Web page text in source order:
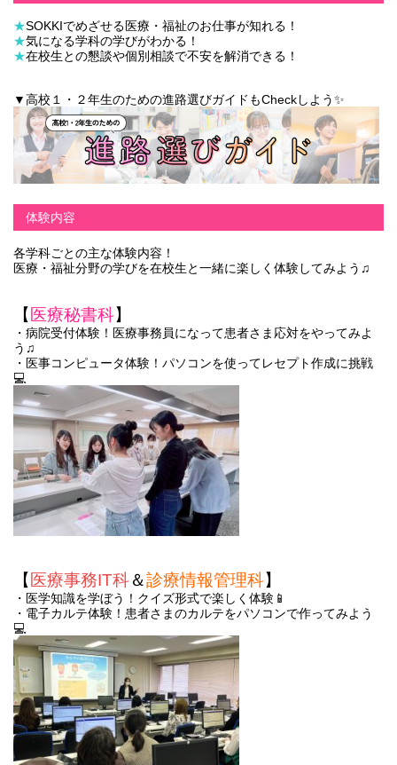
★SOKKIでめざせる医療・福祉のお仕事が知れる！
★気になる学科の学びがわかる！
★在校生との懇談や個別相談で不安を解消できる！
▼高校１・２年生のための進路選びガイドもCheckしよう✨
体験内容
各学科ごとの主な体験内容！
医療・福祉分野の学びを在校生と一緒に楽しく体験してみよう♫
【医療秘書科】
・病院受付体験！医療事務員になって患者さま応対をやってみよ
う♫
・医事コンピュータ体験！パソコンを使ってレセプト作成に挑戦
💻
【 医療事務IT科＆診療情報管理科】
・医学知識を学ぼう！クイズ形式で楽しく体験📱
・電子カルテ体験！患者さまのカルテをパソコンで作ってみよう
💻